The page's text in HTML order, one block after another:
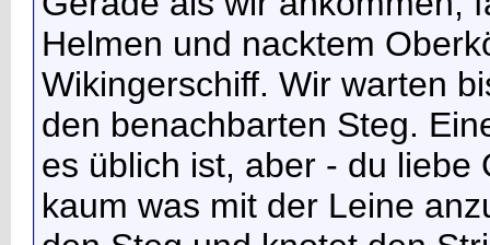
Helmen und nacktem
Wikingerschiff. Wir warten
den benachbarten Steg.
es üblich ist, aber - du
kaum was mit der Leine